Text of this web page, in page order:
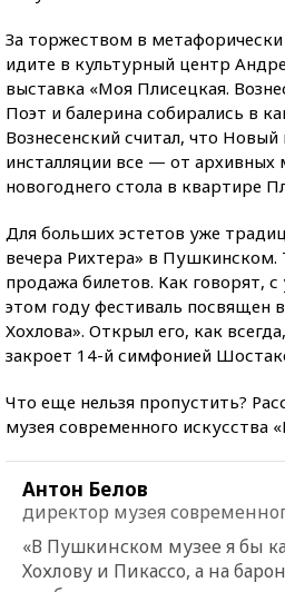
За торжеством в
идите в культурный центр
выставка «Моя Плисецкая.
Поэт и балерина собирались в
Вознесенский считал, что
инсталляции все — от архивных
новогоднего стола в квартире
Для больших эстетов уже
вечера Рихтера» в Пушкинском.
продажа билетов. Как говорят,
этом году фестиваль посвящен
Хохлова». Открыл его, как
закроет 14-й симфонией
Что еще нельзя пропустить?
музея современного искусства
Антон Белов
директор музея
«В Пушкинском музее я бы
Хохлову и Пикассо, а на